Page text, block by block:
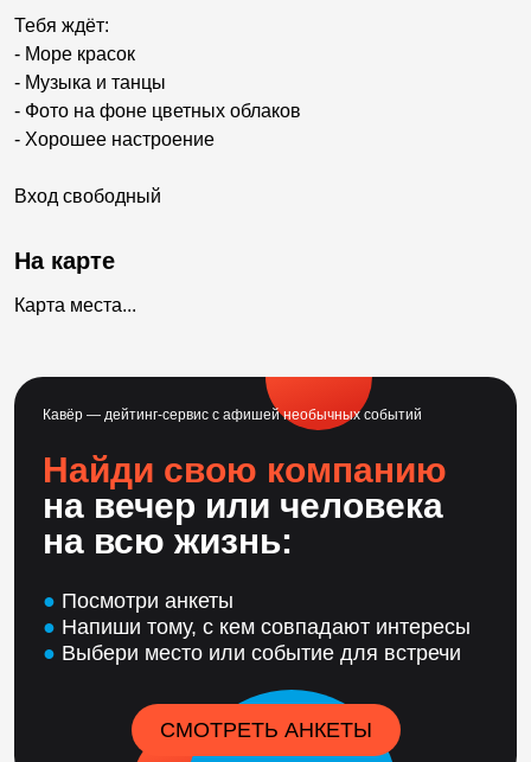
Тебя ждёт:
- Море красок
- Музыка и танцы
- Фото на фоне цветных облаков
- Хорошее настроение
Вход свободный
На карте
Карта места...
Кавёр — дейтинг-сервис с афишей необычных событий
Найди свою компанию
на вечер или человека
на всю жизнь:
● Посмотри анкеты
● Напиши тому, с кем совпадают интересы
● Выбери место или событие для встречи
СМОТРЕТЬ АНКЕТЫ